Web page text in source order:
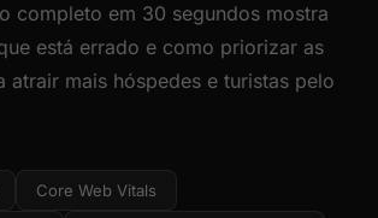
completo em 30 segundos mostra
está errado e como priorizar as
atrair mais hóspedes e turistas pelo
Core Web Vitals